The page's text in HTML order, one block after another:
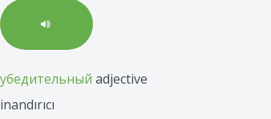
убедительный adjective
inandırıcı